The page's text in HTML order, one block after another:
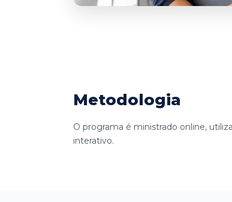
Metodologia
O programa é ministrado online,
interativo.